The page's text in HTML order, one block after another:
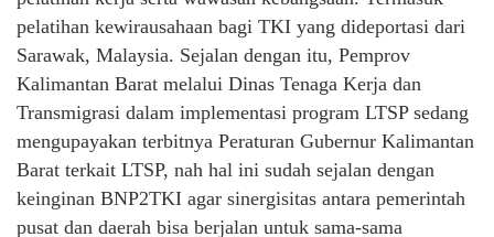
pelatihan kewirausahaan bagi TKI yang dideportasi dari
Sarawak, Malaysia. Sejalan dengan itu, Pemprov
Kalimantan Barat melalui Dinas Tenaga Kerja dan
Transmigrasi dalam implementasi program LTSP sedang
mengupayakan terbitnya Peraturan Gubernur Kalimantan
Barat terkait LTSP, nah hal ini sudah sejalan dengan
keinginan BNP2TKI agar sinergisitas antara pemerintah
pusat dan daerah bisa berjalan untuk sama-sama